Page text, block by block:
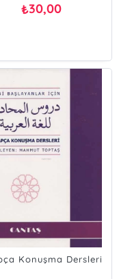
₺30,00
Konuşma Dersleri